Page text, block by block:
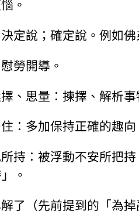
。
定說；確定說。例如
勞開導。
、思量：揀擇、解析
：多加保持正確的趣
持：被浮動不安所把
。
了（先前提到的「為掉